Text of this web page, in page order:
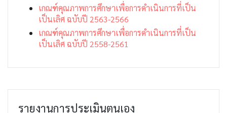
เกณฑ์คุณภาพการศึกษาเพื่อการดำเนินการที่เป็น
เป็นเลิศ ฉบับปี 2563-2566
เกณฑ์คุณภาพการศึกษาเพื่อการดำเนินการที่เป็น
เป็นเลิศ ฉบับปี 2558-2561
รายงานการประเมินตนเอง